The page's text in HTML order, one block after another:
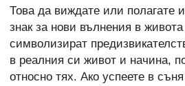
Това да виждате или полагате
знак за нови вълнения в
символизират
в реалния си живот и начина,
относно тях. Ако успеете в